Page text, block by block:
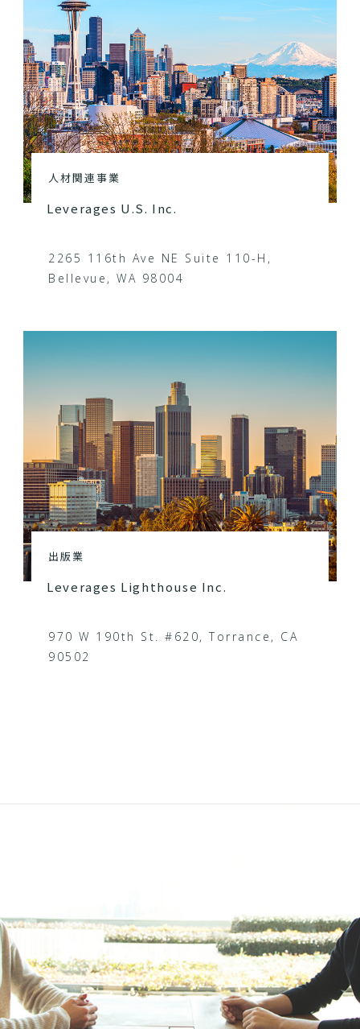
人材関連事業
Leverages U.S. Inc.
2265 116th Ave NE Suite 110-H,
Bellevue, WA 98004
出版業
Leverages Lighthouse Inc.
970 W 190th St. #620, Torrance, CA
90502